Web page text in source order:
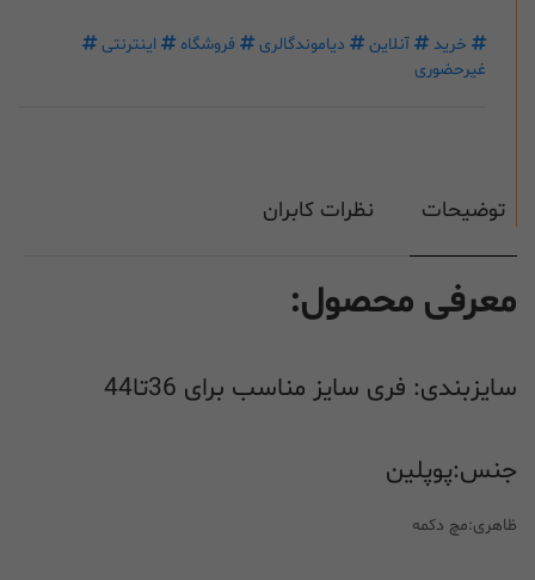
خرید آنلاین دیاموندگالری فروشگاه
اینترنتی
غیرحضوری
توضیحات نظرات کابران
معرفی محصول:
سایزبندی: فری سایز مناسب برای 36تا44
جنس:پوپلین
ظاهری:مچ دکمه